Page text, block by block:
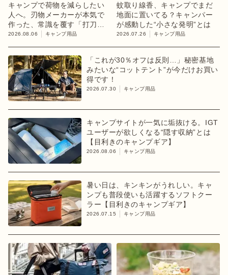
キャンプで荷物を減らしたい
人へ。刃物メーカーが本気で
作った、常識を覆す「打刀」
ペグ
2026.08.06 キャンプ用品
蚊取り線香、キャンプでまだ
地面に置いてる？キャンパー
が感動した“小さな発明”とは
2026.07.26 キャンプ用品
「これが30％オフは反則…」秘密基地
みたいな“コットテント”が今だけお買い
得です！
2026.07.30 キャンプ用品
キャンプサイトが一気に垢抜ける。IGT
ユーザーが欲しくなる“隠す収納”とは
【目利きのキャンプギア】
2026.08.06 キャンプ用品
暑い日は、キンキンがうれしい。キャ
ンプも普段使いも活躍するソフトクー
ラー【目利きのキャンプギア】
2026.07.15 キャンプ用品